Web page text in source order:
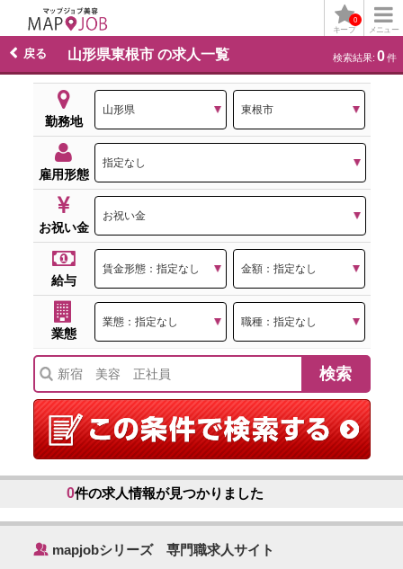
メニュー
キープ
0
山形県東根市 の求人一覧
戻る 検索結果: 0件
勤務地
雇用形態
お祝い金
給与
業態
0件の求人情報が見つかりました
‰ mapjobシリーズ 専門職求人サイト